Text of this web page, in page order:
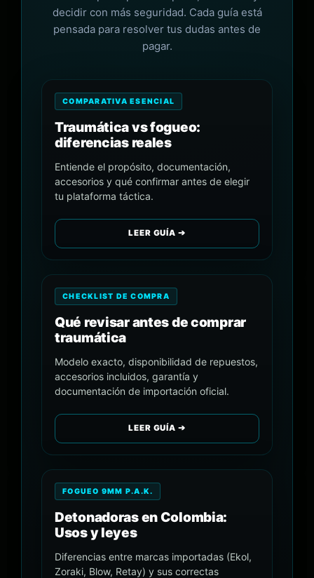
decidir con más seguridad. Cada guía está
pensada para resolver tus dudas antes de
pagar.
COMPARATIVA ESENCIAL
Traumática vs fogueo:
diferencias reales
Entiende el propósito, documentación,
accesorios y qué confirmar antes de elegir
tu plataforma táctica.
LEER GUÍA ➔
CHECKLIST DE COMPRA
Qué revisar antes de comprar
traumática
Modelo exacto, disponibilidad de repuestos,
accesorios incluidos, garantía y
documentación de importación oficial.
LEER GUÍA ➔
FOGUEO 9MM P.A.K.
Detonadoras en Colombia:
Usos y leyes
Diferencias entre marcas importadas (Ekol,
Zoraki, Blow, Retay) y sus correctas